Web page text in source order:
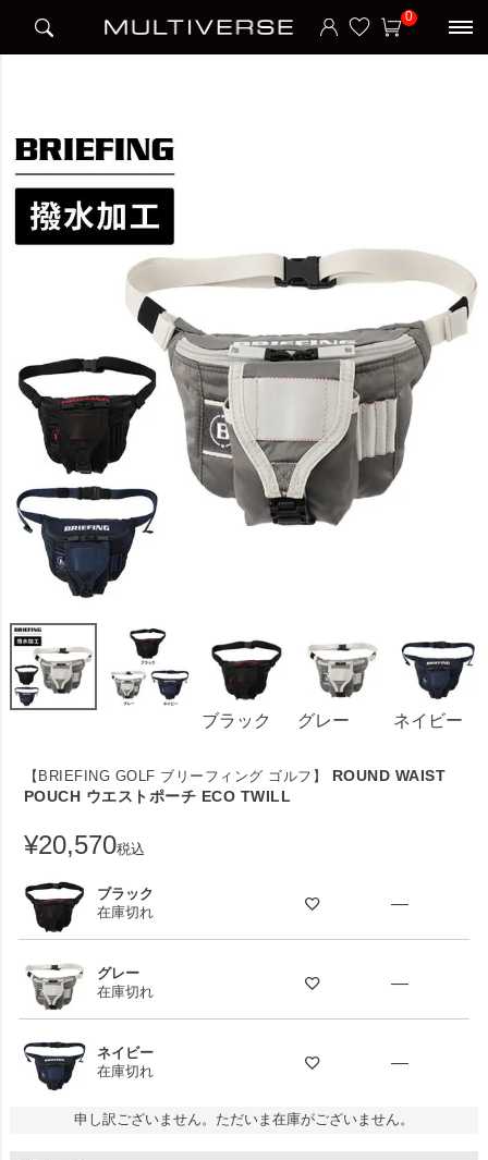
0
ROUND WAIST POUCH ウエストポーチ ECO TWILL
ブラック グレー ネイビー
【BRIEFING GOLF ブリーフィング ゴルフ】
ROUND WAIST
POUCH ウエストポーチ ECO TWILL
¥20,570税込
ブラック
在庫切れ
—
グレー
在庫切れ
—
ネイビー
在庫切れ
—
申し訳ございません。ただいま在庫がございません。